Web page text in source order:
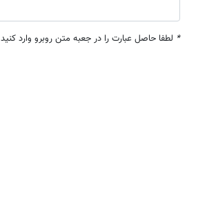
* لطفا حاصل عبارت را در جعبه متن روبرو وارد کنید